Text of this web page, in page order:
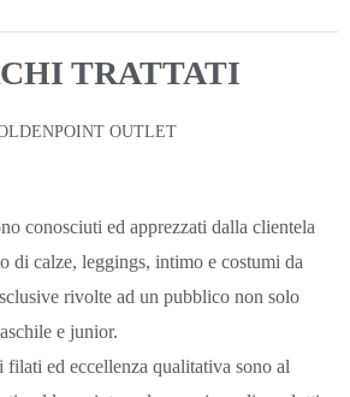
TRATTATI
OUTLET
conosciuti ed apprezzati dalla clientela
di calze, leggings, intimo e costumi da
rivolte ad un pubblico non solo
e junior.
filati ed eccellenza qualitativa sono al